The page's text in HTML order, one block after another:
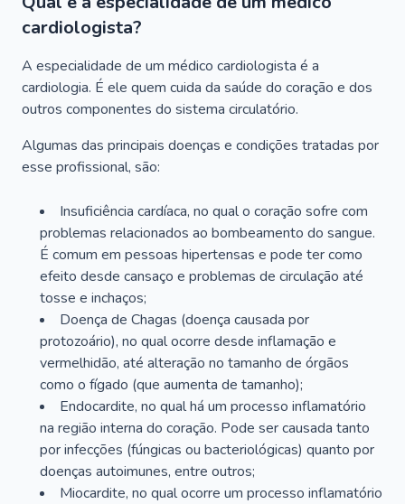
cardiologista?
A especialidade de um médico cardiologista é a
cardiologia. É ele quem cuida da saúde do coração e dos
outros componentes do sistema circulatório.
Algumas das principais doenças e condições tratadas por
esse profissional, são:
Insuficiência cardíaca, no qual o coração sofre com
problemas relacionados ao bombeamento do sangue.
É comum em pessoas hipertensas e pode ter como
efeito desde cansaço e problemas de circulação até
tosse e inchaços;
Doença de Chagas (doença causada por
protozoário), no qual ocorre desde inflamação e
vermelhidão, até alteração no tamanho de órgãos
como o fígado (que aumenta de tamanho);
Endocardite, no qual há um processo inflamatório
na região interna do coração. Pode ser causada tanto
por infecções (fúngicas ou bacteriológicas) quanto por
doenças autoimunes, entre outros;
Miocardite, no qual ocorre um processo inflamatório